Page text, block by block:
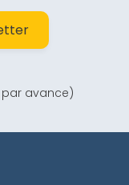
avance)